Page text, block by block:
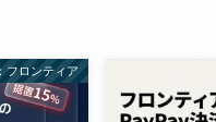
フロンティア